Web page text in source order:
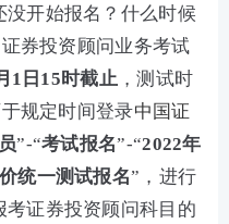
开始报名？什么时候
券投资顾问业务考试
1日15时截止，测试时
规定时间登录中国证
”-“考试报名”-“2022年
统一测试报名”，进行
考证券投资顾问科目的